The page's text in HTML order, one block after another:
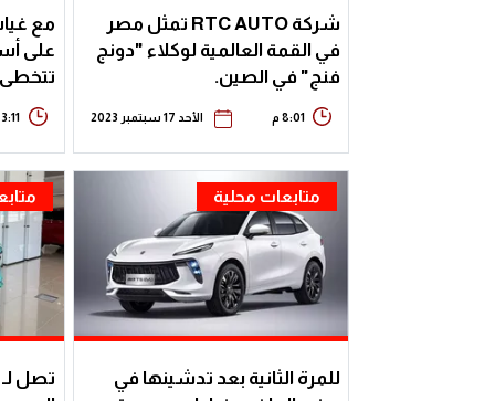
شركة RTC AUTO تمثل مصر
في القمة العالمية لوكلاء "دونج
فنج" في الصين.
8:01 م الأحد 17 سبتمبر 2023
مع
تتخطى حاجز
3:11 م
متابعات محلية
للمرة الثانية بعد تدشينها في